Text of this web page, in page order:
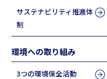
サステナビリティ推進体
制
環境への取り組み
3つの環境保全活動